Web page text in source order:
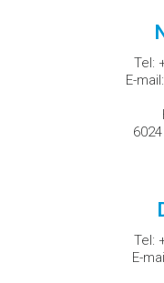
Tel:
E-mail:
Tel:
E-